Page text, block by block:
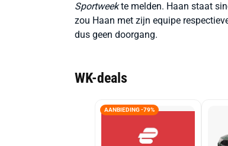
Sportweekte melden. Haan staat
zou Haan met zijn equipe
dus geen doorgang.
WK-deals
AANBIEDING -79%